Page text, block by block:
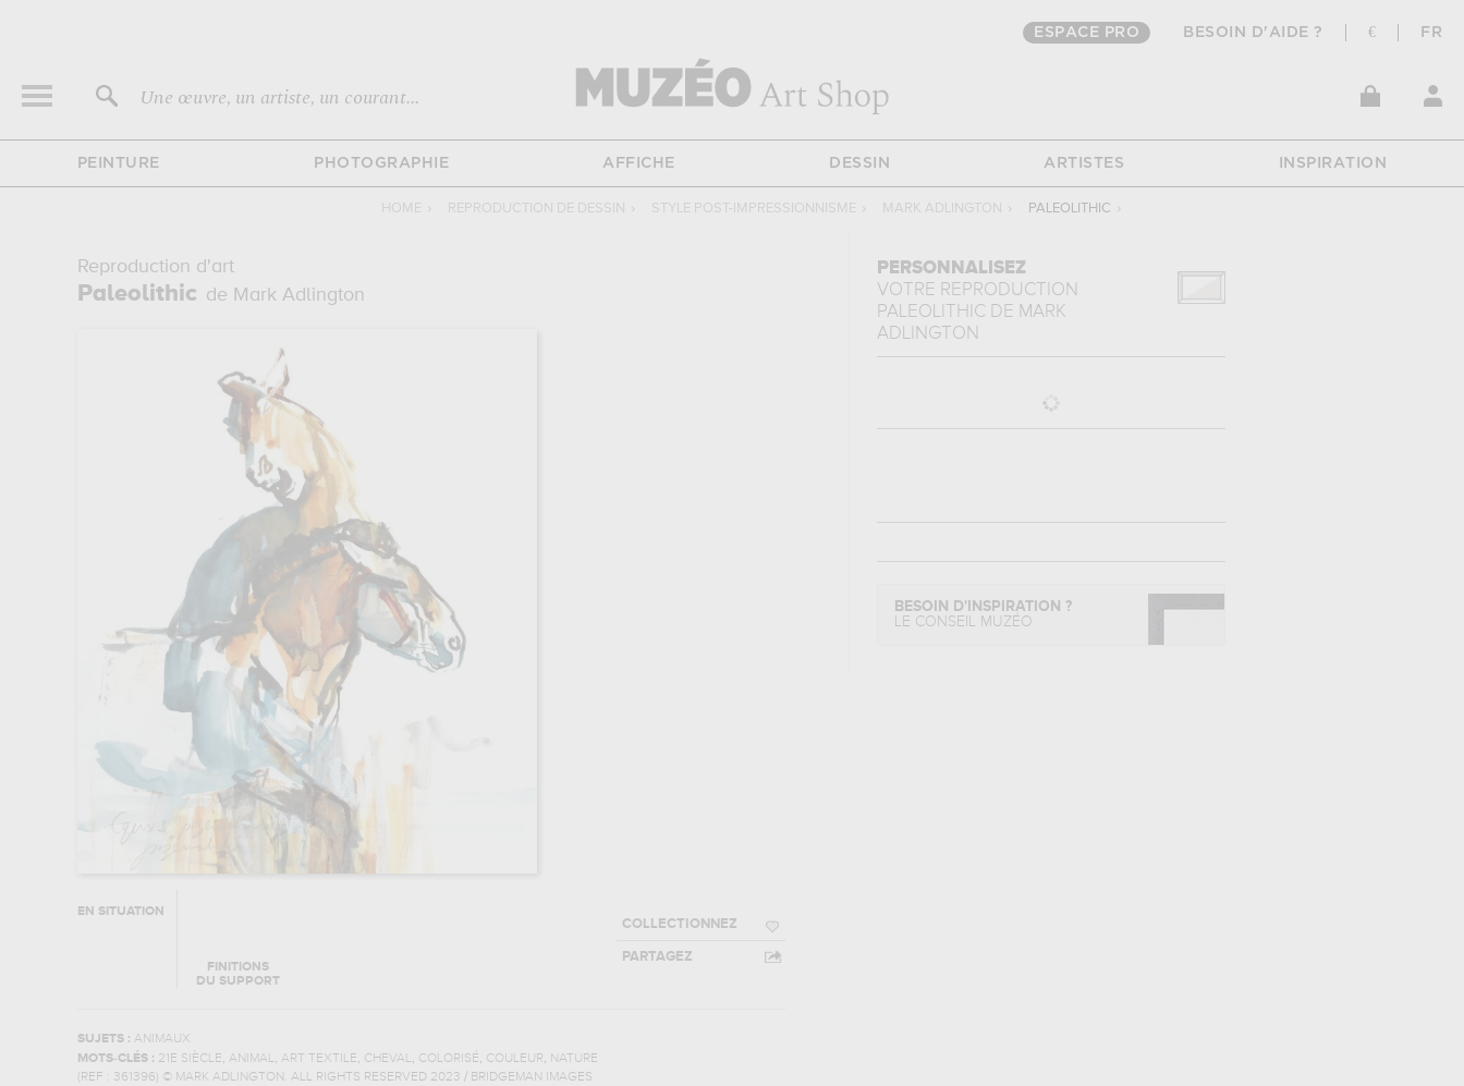
ESPACE PRO BESOIN D'AIDE ? € FR
Une œuvre, un artiste, un courant...
PEINTURE PHOTOGRAPHIE AFFICHE DESSIN ARTISTES INSPIRATION
HOME › REPRODUCTION DE DESSIN › STYLE POST-IMPRESSIONNISME › MARK ADLINGTON › PALEOLITHIC ›
Reproduction d'art
Paleolithic de Mark Adlington
EN SITUATION
FINITIONS
DU SUPPORT
COLLECTIONNEZ
PARTAGEZ
SUJETS : ANIMAUX
MOTS-CLÉS : 21E SIÈCLE, ANIMAL, ART TEXTILE, CHEVAL, COLORISÉ, COULEUR, NATURE
(REF : 361396) © MARK ADLINGTON. ALL RIGHTS RESERVED 2023 / BRIDGEMAN IMAGES
PERSONNALISEZ
VOTRE REPRODUCTION
PALEOLITHIC DE MARK
ADLINGTON
BESOIN D'INSPIRATION ?
LE CONSEIL MUZÉO